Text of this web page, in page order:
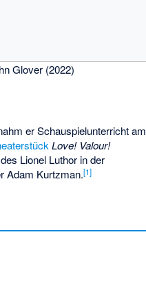
Glover (2022)
er Schauspielunterricht am
Love! Valour!
Lionel Luthor in der
Adam Kurtzman.[1]